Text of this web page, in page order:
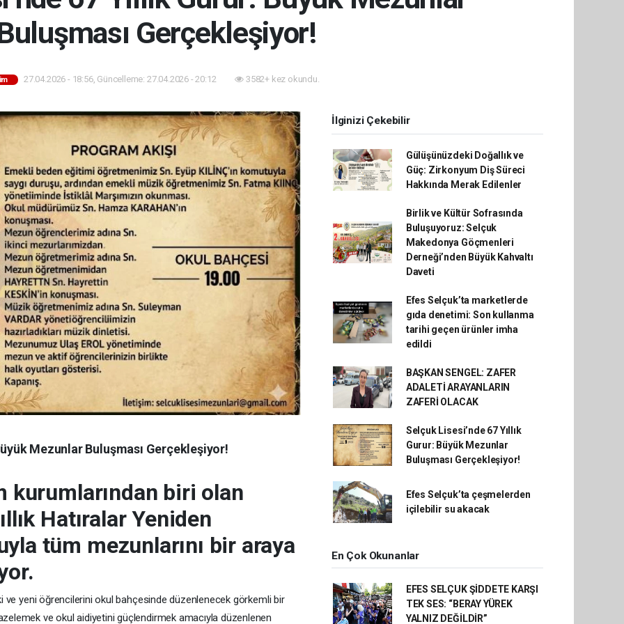
Gerçekleşiyor!
27.04.2026 - 18:56, Güncelleme: 27.04.2026 - 20:12 3582+ kez okundu.
Mezunlar Buluşması Gerçekleşiyor!
biri olan
Hatıralar Yeniden
tüm mezunlarını bir araya
ve yeni öğrencilerini okul bahçesinde düzenlenecek görkemli bir
ve okul aidiyetini güçlendirmek amacıyla düzenlenen
İlginizi Çekebilir
Gülüşünüzdeki Doğallık ve
Güç: Zirkonyum Diş Süreci
Hakkında Merak Edilenler
Birlik ve Kültür Sofrasında
Buluşuyoruz: Selçuk
Makedonya Göçmenleri
Derneği’nden Büyük Kahvaltı
Daveti
Efes Selçuk’ta marketlerde
gıda denetimi: Son kullanma
tarihi geçen ürünler imha
edildi
BAŞKAN SENGEL: ZAFER
ADALETİ ARAYANLARIN
ZAFERİ OLACAK
Selçuk Lisesi’nde 67 Yıllık
Gurur: Büyük Mezunlar
Buluşması Gerçekleşiyor!
Efes Selçuk’ta çeşmelerden
içilebilir su akacak
En Çok Okunanlar
EFES SELÇUK ŞİDDETE KARŞI
TEK SES: “BERAY YÜREK
YALNIZ DEĞİLDİR”